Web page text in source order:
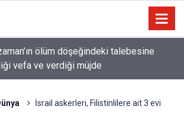
güvenliği davasında rekor ceza: 567
ödeyecek
İsrail askerleri, Filistinlilere ait 3 evi